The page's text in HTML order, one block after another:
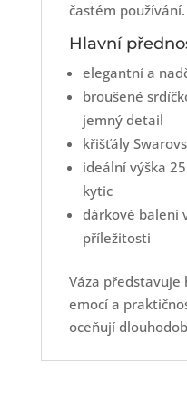
častém používání.
Hlavní
elegantní a
broušené
jemný detail
křišťály
ideální výška
kytic
dárkové balení
příležitosti
Váza
emocí a
oceňují